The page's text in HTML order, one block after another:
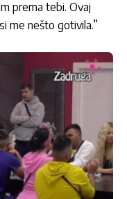
prema tebi. Ovaj
me nešto gotivila.”